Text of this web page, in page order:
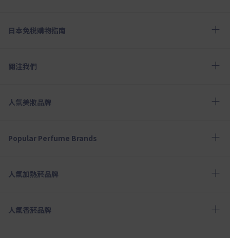
日本免税購物指南
關注我們
人氣美妝品牌
Popular Perfume Brands
人氣加熱菸品牌
人氣香菸品牌